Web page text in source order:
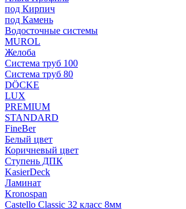
под Кирпич
под Камень
Водосточные системы
MUROL
Желоба
Система труб 100
Система труб 80
DÖCKE
LUX
PREMIUM
STANDARD
FineBer
Белый цвет
Коричневый цвет
Ступень ДПК
KasierDeck
Ламинат
Kronospan
Castello Classic 32 класс 8мм